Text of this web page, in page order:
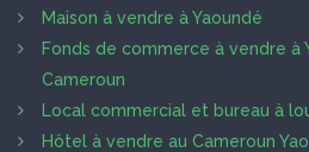
Maison à vendre à Yaoundé
Fonds de commerce à vendre à
Cameroun
Local commercial et bureau à
Hôtel à vendre au Cameroun